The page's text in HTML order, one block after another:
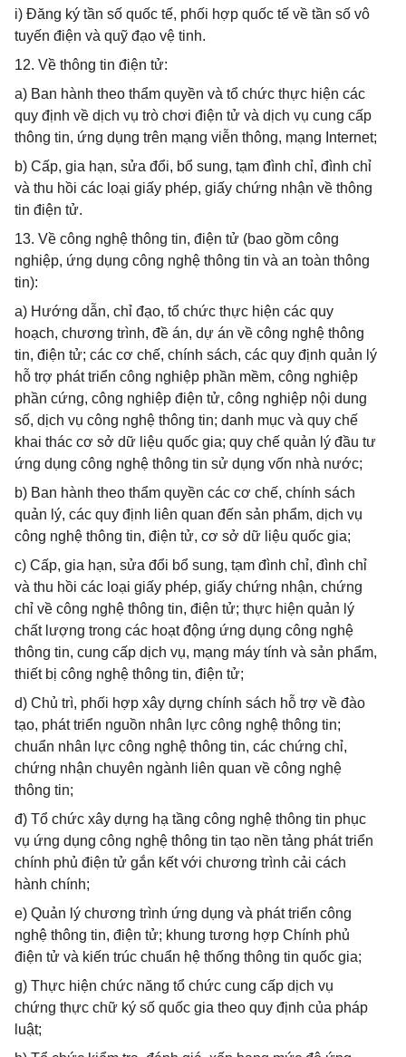
i) Đăng ký tần số quốc tế, phối hợp quốc tế về tần số vô
tuyến điện và quỹ đạo vệ tinh.
12. Về thông tin điện tử:
a) Ban hành theo thẩm quyền và tổ chức thực hiện các
quy định về dịch vụ trò chơi điện tử và dịch vụ cung cấp
thông tin, ứng dụng trên mạng viễn thông, mạng Internet;
b) Cấp, gia hạn, sửa đổi, bổ sung, tạm đình chỉ, đình chỉ
và thu hồi các loại giấy phép, giấy chứng nhận về thông
tin điện tử.
13. Về công nghệ thông tin, điện tử (bao gồm công
nghiệp, ứng dụng công nghệ thông tin và an toàn thông
tin):
a) Hướng dẫn, chỉ đạo, tổ chức thực hiện các quy
hoạch, chương trình, đề án, dự án về công nghệ thông
tin, điện tử; các cơ chế, chính sách, các quy định quản lý
hỗ trợ phát triển công nghiệp phần mềm, công nghiệp
phần cứng, công nghiệp điện tử, công nghiệp nội dung
số, dịch vụ công nghệ thông tin; danh mục và quy chế
khai thác cơ sở dữ liệu quốc gia; quy chế quản lý đầu tư
ứng dụng công nghệ thông tin sử dụng vốn nhà nước;
b) Ban hành theo thẩm quyền các cơ chế, chính sách
quản lý, các quy định liên quan đến sản phẩm, dịch vụ
công nghệ thông tin, điện tử, cơ sở dữ liệu quốc gia;
c) Cấp, gia hạn, sửa đổi bổ sung, tạm đình chỉ, đình chỉ
và thu hồi các loại giấy phép, giấy chứng nhận, chứng
chỉ về công nghệ thông tin, điện tử; thực hiện quản lý
chất lượng trong các hoạt động ứng dụng công nghệ
thông tin, cung cấp dịch vụ, mạng máy tính và sản phẩm,
thiết bị công nghệ thông tin, điện tử;
d) Chủ trì, phối hợp xây dựng chính sách hỗ trợ về đào
tạo, phát triển nguồn nhân lực công nghệ thông tin;
chuẩn nhân lực công nghệ thông tin, các chứng chỉ,
chứng nhận chuyên ngành liên quan về công nghệ
thông tin;
đ) Tổ chức xây dựng hạ tầng công nghệ thông tin phục
vụ ứng dụng công nghệ thông tin tạo nền tảng phát triển
chính phủ điện tử gắn kết với chương trình cải cách
hành chính;
e) Quản lý chương trình ứng dụng và phát triển công
nghệ thông tin, điện tử; khung tương hợp Chính phủ
điện tử và kiến trúc chuẩn hệ thống thông tin quốc gia;
g) Thực hiện chức năng tổ chức cung cấp dịch vụ
chứng thực chữ ký số quốc gia theo quy định của pháp
luật;